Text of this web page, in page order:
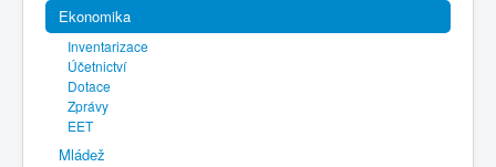
Ekonomika
Inventarizace
Účetnictví
Dotace
Zprávy
EET
Mládež